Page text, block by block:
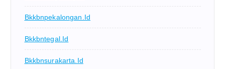
Bkkbnpekalongan.id
Bkkbntegal.id
Bkkbnsurakarta.id